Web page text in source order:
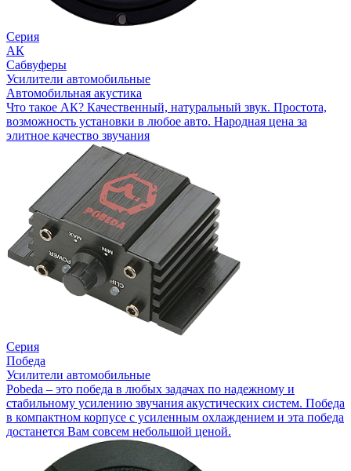
Серия
АК
Сабвуферы
Усилители автомобильные
Автомобильная акустика
Что такое АК? Качественный, натуральный звук. Простота,
возможность установки в любое авто. Народная цена за
элитное качество звучания
Серия
Победа
Усилители автомобильные
Pobeda – это победа в любых задачах по надежному и
стабильному усилению звучания акустических систем. Победа
в компактном корпусе с усиленным охлаждением и эта победа
достанется Вам совсем небольшой ценой.